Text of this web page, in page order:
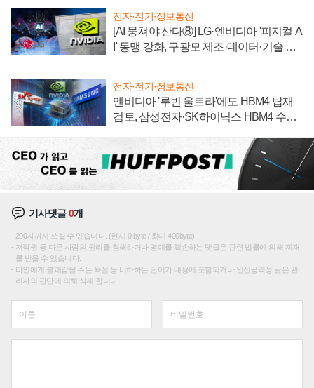
전자·전기·정보통신
[AI 뭉쳐야 산다⑧] LG·엔비디아 '피지컬 A
I' 동맹 강화, 구광모 제조·데이터·기술 결
전자·전기·정보통신
엔비디아 '루빈 울트라'에도 HBM4 탑재
검토, 삼성전자·SK하이닉스 HBM4 수율
기사댓글0개
200자까지 쓰실 수 있습니다. (현재 0 byte / 최대 400byte)
저작권 등 다른 사람의 권리를 침해하거나 명예를 훼손하는 댓글은 관련 법률에 의해 제재
를 받을 수 있습니다.
타인에게 불쾌감을 주는 욕설 등 비하하는 단어가 내용에 포함되거나 인신공격성 글은 관
리자의 판단에 의해 삭제 합니다.